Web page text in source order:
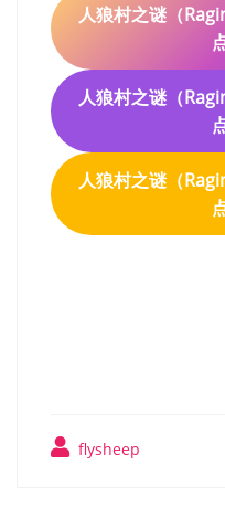
人狼村之谜（
人狼村之谜（
人狼村之谜（
flysheep